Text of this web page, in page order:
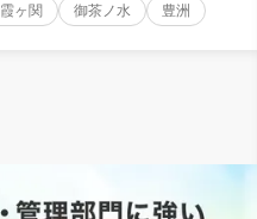
霞ヶ関 御茶ノ水 豊洲